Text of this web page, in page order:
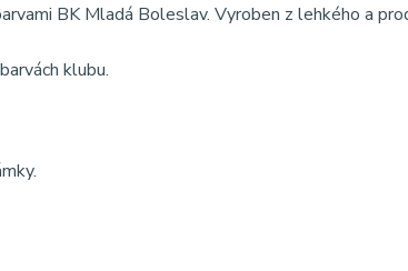
BK Mladá Boleslav. Vyroben z lehkého a
klubu.